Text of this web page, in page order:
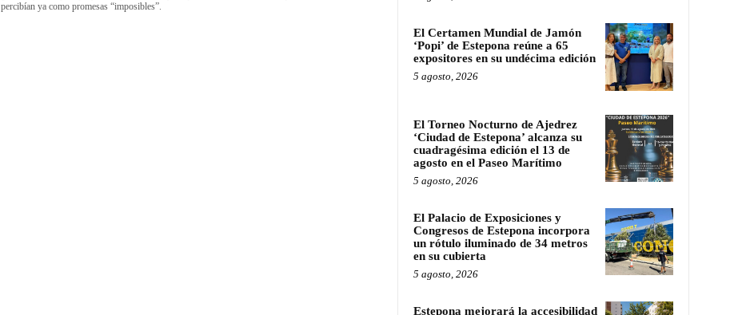
percibían ya como promesas “imposibles”.
El Certamen Mundial de Jamón
‘Popi’ de Estepona reúne a 65
expositores en su undécima edición
5 agosto, 2026
El Torneo Nocturno de Ajedrez
‘Ciudad de Estepona’ alcanza su
cuadragésima edición el 13 de
agosto en el Paseo Marítimo
5 agosto, 2026
El Palacio de Exposiciones y
Congresos de Estepona incorpora
un rótulo iluminado de 34 metros
en su cubierta
5 agosto, 2026
Estepona mejorará la accesibilidad